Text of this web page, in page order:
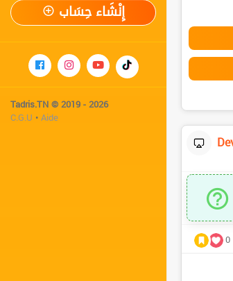
إِنْشَاء حِسَاب
Tadris.TN © 2019 - 2026
C.G.U •Aide
0